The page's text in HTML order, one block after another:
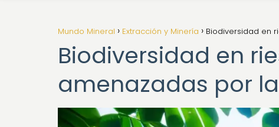
Mundo Mineral Extracción y Minería Biodiversidad en
Biodiversidad en
amenazadas por